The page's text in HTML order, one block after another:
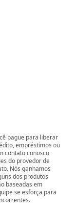
pague para liberar
empréstimos ou
contato conosco
do provedor de
Nós ganhamos
dos produtos
baseadas em
se esforça para